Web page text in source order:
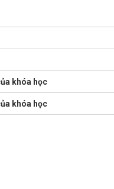
khóa học
khóa học